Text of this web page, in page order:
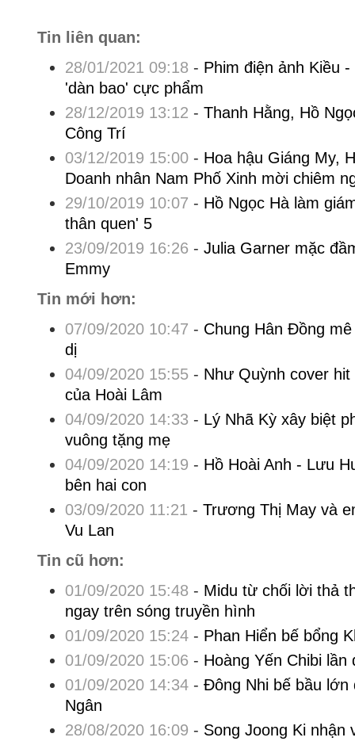
Tin liên quan:
28/01/2021 09:18 - Phim điện ảnh Kiều
'dàn bao' cực phẩm
28/12/2019 13:12 - Thanh Hằng, Hồ
Công Trí
03/12/2019 15:00- Hoa hậu Giáng My,
Doanh nhân Nam Phố Xinh mời chiêm
29/10/2019 10:07 - Hồ Ngọc Hà làm
thân quen' 5
23/09/2019 16:26 - Julia Garner mặc
Emmy
Tin mới hơn:
07/09/2020 10:47 - Chung Hân Đồng
dị
04/09/2020 15:55- Như Quỳnh cover
của Hoài Lâm
04/09/2020 14:33 - Lý Nhã Kỳ xây biệt
vuông tặng mẹ
04/09/2020 14:19 - Hồ Hoài Anh - Lưu
bên hai con
03/09/2020 11:21 - Trương Thị May và
Vu Lan
Tin cũ hơn:
01/09/2020 15:48 - Midu từ chối lời thả
ngay trên sóng truyền hình
01/09/2020 15:24- Phan Hiển bế bổng
01/09/2020 15:06 - Hoàng Yến Chibi lần
01/09/2020 14:34- Đông Nhi bế bầu lớn
Ngân
28/08/2020 16:09 - Song Joong Ki nhận